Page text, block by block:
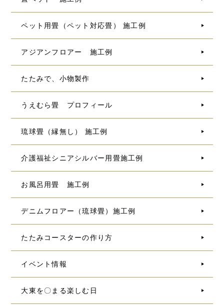
ペット用畳（ペット対応畳） 施工例
アジアンフロアー 施工例
たたみで、小物製作
うえむら畳 プロフィール
琉球畳（縁無し） 施工例
介護福祉シニアシルバー用畳施工例
お風呂用畳 施工例
デニムフロアー（琉球畳）施工例
たたみコースターの作り方
イベント情報
大東を〇まる楽しむ日